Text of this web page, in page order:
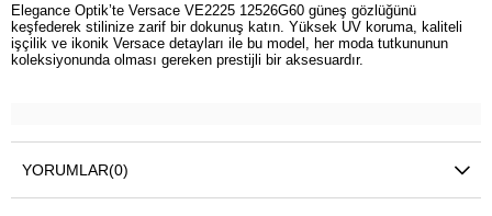
Elegance Optik’te Versace VE2225 12526G60 güneş gözlüğünü
keşfederek stilinize zarif bir dokunuş katın. Yüksek UV koruma, kaliteli
işçilik ve ikonik Versace detayları ile bu model, her moda tutkununun
koleksiyonunda olması gereken prestijli bir aksesuardır.
YORUMLAR(0)